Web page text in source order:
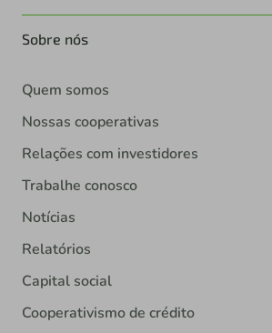
Sobre nós
Quem somos
Nossas cooperativas
Relações com investidores
Trabalhe conosco
Notícias
Relatórios
Capital social
Cooperativismo de crédito